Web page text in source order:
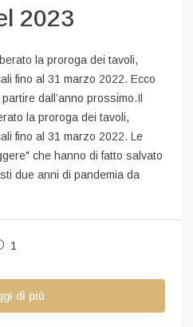
2023
la proroga dei tavoli,
fino al 31 marzo 2022. Ecco
dall’anno prossimo.Il
la proroga dei tavoli,
fino al 31 marzo 2022. Le
che hanno di fatto salvato
due anni di pandemia da
1
di più